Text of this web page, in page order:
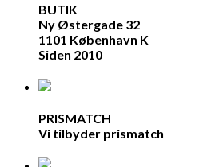
BUTIK
Ny Østergade 32
1101 København K
Siden 2010
PRISMATCH
Vi tilbyder prismatch